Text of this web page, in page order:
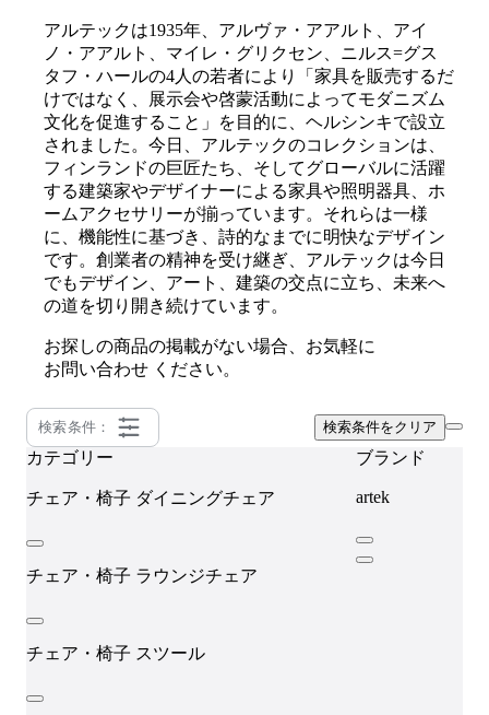
アルテックは1935年、アルヴァ・アアルト、アイ
ノ・アアルト、マイレ・グリクセン、ニルス=グス
タフ・ハールの4人の若者により「家具を販売するだ
けではなく、展示会や啓蒙活動によってモダニズム
文化を促進すること」を目的に、ヘルシンキで設立
されました。今日、アルテックのコレクションは、
フィンランドの巨匠たち、そしてグローバルに活躍
する建築家やデザイナーによる家具や照明器具、ホ
ームアクセサリーが揃っています。それらは一様
に、機能性に基づき、詩的なまでに明快なデザイン
です。創業者の精神を受け継ぎ、アルテックは今日
でもデザイン、アート、建築の交点に立ち、未来へ
の道を切り開き続けています。
お探しの商品の掲載がない場合、お気軽に
お問い合わせ ください。
検索条件： 検索条件をクリア
カテゴリー
チェア・椅子 ダイニングチェア
チェア・椅子 ラウンジチェア
チェア・椅子 スツール
ブランド
artek